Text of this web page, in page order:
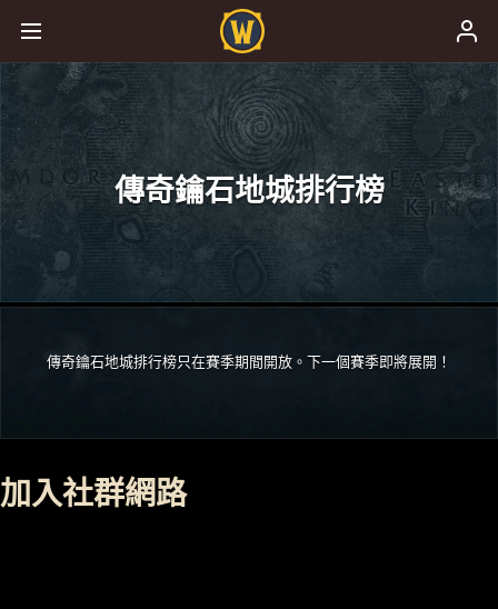
傳奇鑰石地城排行榜
傳奇鑰石地城排行榜只在賽季期間開放。下一個賽季即將展開！
加入社群網路